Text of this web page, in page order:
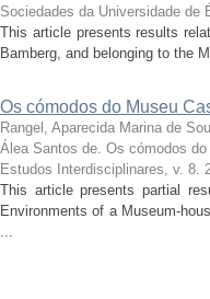
Sociedades da Universidade de
This article presents results
Bamberg, and belonging to the
Os cómodos do Museu
Rangel, Aparecida Marina de
Álea Santos de. Os cómodos
Estudos Interdisciplinares, v. 8.
This article presents partial
Environments of a Museum-
...